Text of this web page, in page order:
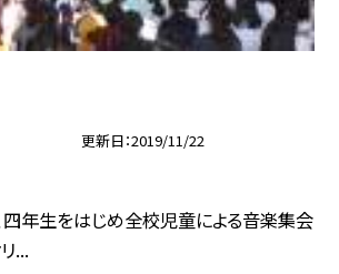
更新日 2019/11/22
年生をはじめ全校児童による音楽集会
...